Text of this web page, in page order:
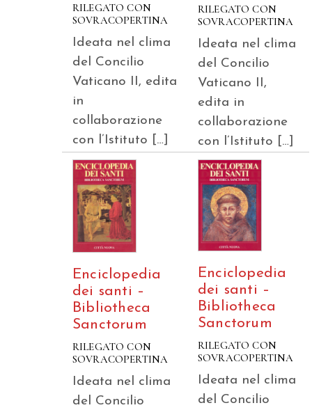
RILEGATO CON
SOVRACOPERTINA
Ideata nel clima
del Concilio
Vaticano II, edita
in
collaborazione
con l’Istituto […]
RILEGATO CON
SOVRACOPERTINA
Ideata nel clima
del Concilio
Vaticano II,
edita in
collaborazione
con l’Istituto […]
Enciclopedia
dei santi –
Bibliotheca
Sanctorum
RILEGATO CON
SOVRACOPERTINA
Ideata nel clima
del Concilio
Enciclopedia
dei santi –
Bibliotheca
Sanctorum
RILEGATO CON
SOVRACOPERTINA
Ideata nel clima
del Concilio